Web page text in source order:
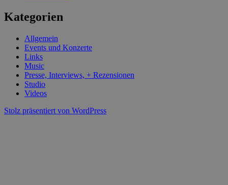
Kategorien
Allgemein
Events und Konzerte
Links
Music
Presse, Interviews, + Rezensionen
Studio
Videos
Stolz präsentiert von WordPress